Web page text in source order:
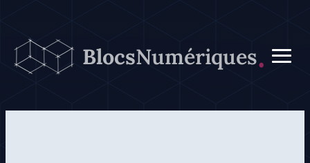
contenu
BlocsNumériques